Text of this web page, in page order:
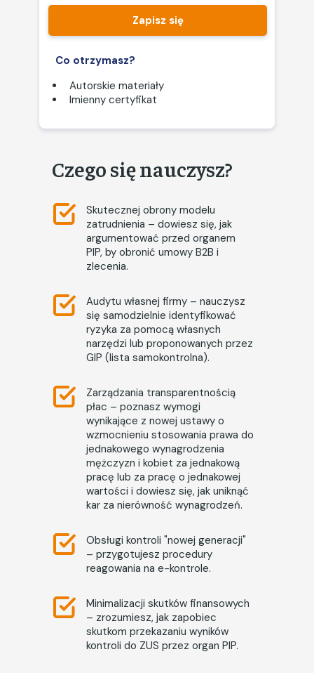
Zapisz się
Co otrzymasz?
Autorskie materiały
Imienny certyfikat
Czego się nauczysz?
Skutecznej obrony modelu
zatrudnienia – dowiesz się, jak
argumentować przed organem
PIP, by obronić umowy B2B i
zlecenia.
Audytu własnej firmy – nauczysz
się samodzielnie identyfikować
ryzyka za pomocą własnych
narzędzi lub proponowanych przez
GIP (lista samokontrolna).
Zarządzania transparentnością
płac – poznasz wymogi
wynikające z nowej ustawy o
wzmocnieniu stosowania prawa do
jednakowego wynagrodzenia
mężczyzn i kobiet za jednakową
pracę lub za pracę o jednakowej
wartości i dowiesz się, jak uniknąć
kar za nierówność wynagrodzeń.
Obsługi kontroli "nowej generacji"
– przygotujesz procedury
reagowania na e-kontrole.
Minimalizacji skutków finansowych
– zrozumiesz, jak zapobiec
skutkom przekazaniu wyników
kontroli do ZUS przez organ PIP.